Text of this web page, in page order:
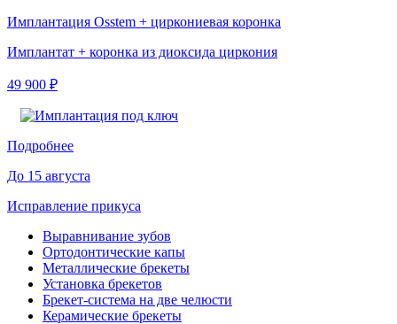
Имплантация Osstem + циркониевая коронка
Имплантат + коронка из диоксида циркония
49 900 ₽
Подробнее
До 15 августа
Исправление прикуса
Выравнивание зубов
Ортодонтические капы
Металлические брекеты
Установка брекетов
Брекет-система на две челюсти
Керамические брекеты